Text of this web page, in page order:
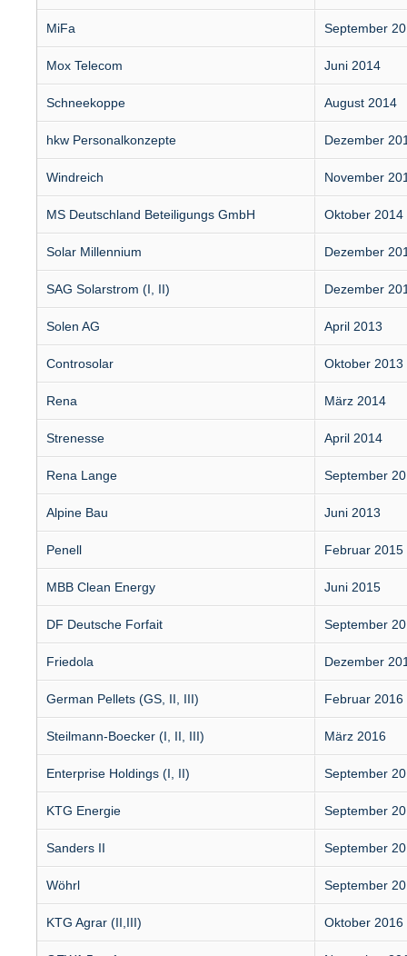
MiFa September
Mox Telecom Juni 2014
Schneekoppe August 2014
hkw Personalkonzepte Dezember
Windreich November
MS Deutschland Beteiligungs GmbH Oktober 2014
Solar Millennium Dezember
SAG Solarstrom (I, II) Dezember
Solen AG April 2013
Controsolar Oktober 2013
Rena März 2014
Strenesse April 2014
Rena Lange September
Alpine Bau Juni 2013
Penell Februar 2015
MBB Clean Energy Juni 2015
DF Deutsche Forfait September
Friedola Dezember
German Pellets (GS, II, III) Februar 2016
Steilmann-Boecker (I, II, III) März 2016
Enterprise Holdings (I, II) September
KTG Energie September
Sanders II September
Wöhrl September
KTG Agrar (II,III) Oktober 2016